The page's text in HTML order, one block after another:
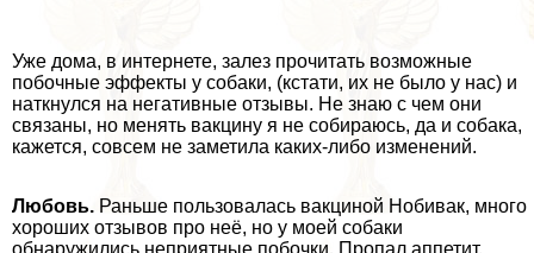
Уже дома, в интернете, залез прочитать возможные
побочные эффекты у собаки, (кстати, их не было у нас) и
наткнулся на негативные отзывы. Не знаю с чем они
связаны, но менять вакцину я не собираюсь, да и собака,
кажется, совсем не заметила каких-либо изменений.
Любовь. Раньше пользовалась вакциной Нобивак, много
хороших отзывов про неё, но у моей собаки